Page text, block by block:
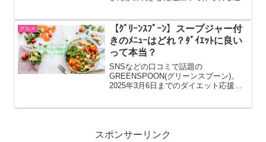
の商品ってお取り寄せできるのでしょう
か？この記事では【カネ吉...
グルメ
【ｸﾞﾘｰﾝｽﾌﾟｰﾝ】スープジャー付
きのﾒﾆｭｰはどれ？ﾀﾞｲｴｯﾄに良い
って本当？
SNSなどの口コミで話題の
GREENSPOON(グリーンスプーン)。
2025年3月6日までのダイエット応援キ
スポンサーリンク